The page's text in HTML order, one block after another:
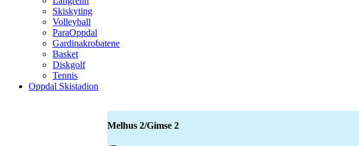
Skiskyting
Volleyball
ParaOppdal
Gardinakrobatene
Basket
Diskgolf
Tennis
Oppdal Skistadion
Melhus 2/Gimse 2